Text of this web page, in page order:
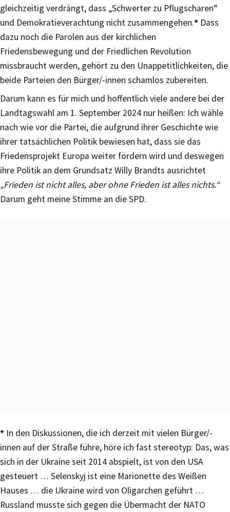
gleichzeitig verdrängt, dass „Schwerter zu Pflugscharen“
und Demokratieverachtung nicht zusammengehen.* Dass
dazu noch die Parolen aus der kirchlichen
Friedensbewegung und der Friedlichen Revolution
missbraucht werden, gehört zu den Unappetitlichkeiten, die
beide Parteien den Bürger/-innen schamlos zubereiten.
Darum kann es für mich und hoffentlich viele andere bei der
Landtagswahl am 1. September 2024 nur heißen: Ich wähle
nach wie vor die Partei, die aufgrund ihrer Geschichte wie
ihrer tatsächlichen Politik bewiesen hat, dass sie das
Friedensprojekt Europa weiter fördern wird und deswegen
ihre Politik an dem Grundsatz Willy Brandts ausrichtet
„Frieden ist nicht alles, aber ohne Frieden ist alles nichts.“
Darum geht meine Stimme an die SPD.
* In den Diskussionen, die ich derzeit mit vielen Bürger/-
innen auf der Straße führe, höre ich fast stereotyp: Das, was
sich in der Ukraine seit 2014 abspielt, ist von den USA
gesteuert … Selenskyj ist eine Marionette des Weißen
Hauses … die Ukraine wird von Oligarchen geführt …
Russland musste sich gegen die Übermacht der NATO